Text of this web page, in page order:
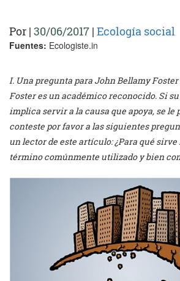
Por | 30/06/2017 | Ecología social
Fuentes: Ecologiste.in
I. Una pregunta para John Bellamy
Foster es un académico reconocido. Si
implica servir a la causa que apoya, se le
conteste por favor a las siguientes
un lector de este artículo: ¿Para qué
término comúnmente utilizado y bien